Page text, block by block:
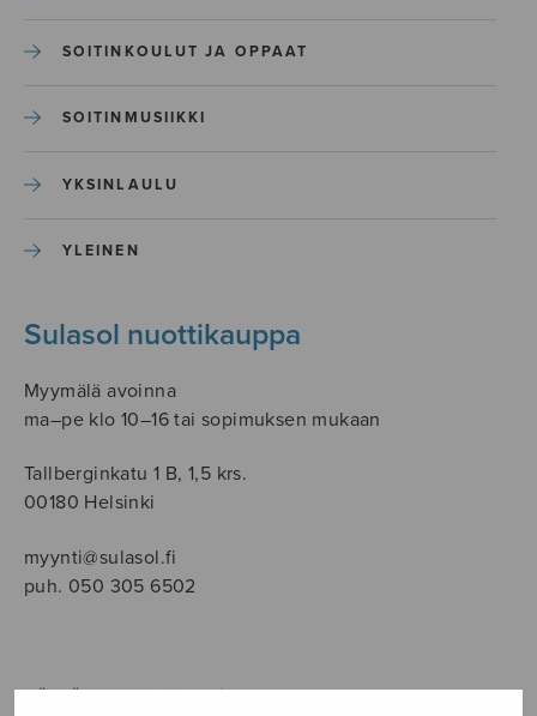
SOITINKOULUT JA OPPAAT
SOITINMUSIIKKI
YKSINLAULU
YLEINEN
Sulasol nuottikauppa
Myymälä avoinna
ma–pe klo 10–16 tai sopimuksen mukaan
Tallberginkatu 1 B, 1,5 krs.
00180 Helsinki
myynti@sulasol.fi
puh. 050 305 6502